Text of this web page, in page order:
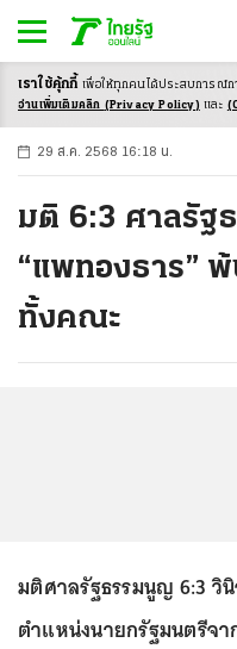
-ก ก ก+
29 ส.ค. 2568 16:18 น.
มติ 6:3 ศาลรัฐ
“แพทองธาร”
ทั้งคณะ
มติศาลรัฐธรรมนูญ 6:3 วิ
ตำแหน่งนายกรัฐมนตรีจ
เราใช้คุ้กกี้ เพื่อให้ทุกคนได้ประสบการณ์ก
อ่านเพิ่มเติมคลิก (Privacy Policy) และ